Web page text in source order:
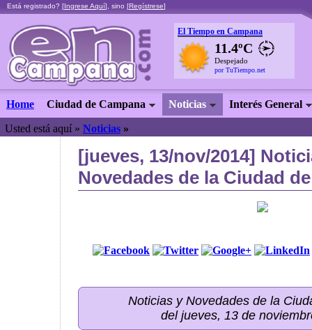
Está registrado? [Ingrese Aquí], sino [Regístrese]
El Tiempo en Campana
11.4ºC
Despejado
por TuTiempo.net
Home Ciudad de Campana Noticias Interés General
Usted está aquí » Noticias »
[jueves, 13/nov/2014]
Novedades de la Ciudad
Noticias y Novedades de la
del jueves, 13 de